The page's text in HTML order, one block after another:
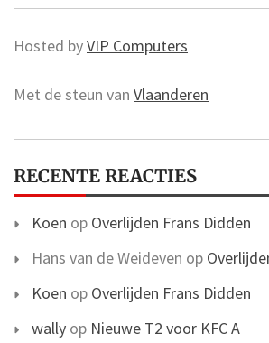
Hosted byVIP Computers
Met de steun van Vlaanderen
RECENTE REACTIES
Koen op Overlijden Frans Didden
Hans van de Weideven op
Koen op Overlijden Frans Didden
wally op Nieuwe T2 voor KFC A